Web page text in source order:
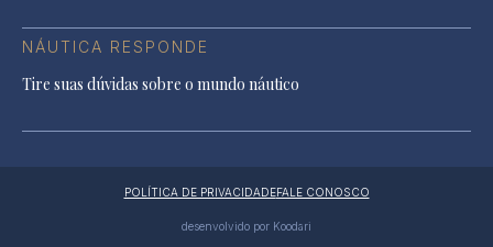
NÁUTICA RESPONDE
Tire suas dúvidas sobre o mundo náutico
POLÍTICA DE PRIVACIDADEFALE CONOSCO
desenvolvido por Koodari